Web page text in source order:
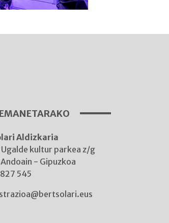
Aldizkaria
kultur parkea z/g
- Gipuzkoa
545